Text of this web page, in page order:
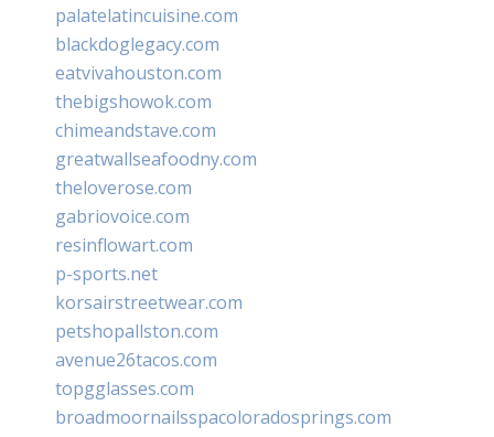
palatelatincuisine.com
blackdoglegacy.com
eatvivahouston.com
thebigshowok.com
chimeandstave.com
greatwallseafoodny.com
theloverose.com
gabriovoice.com
resinflowart.com
p-sports.net
korsairstreetwear.com
petshopallston.com
avenue26tacos.com
topgglasses.com
broadmoornailsspacoloradosprings.com